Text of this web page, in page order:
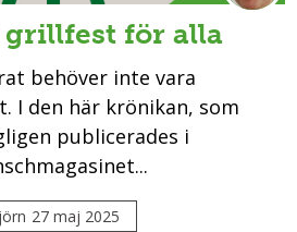
grillfest för alla
behöver inte vara
I den här krönikan, som
publicerades i
27 maj 2025